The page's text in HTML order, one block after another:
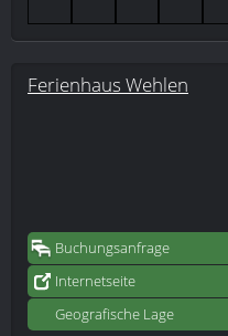
Ferienhaus Wehlen
Buchungsanfrage
Internetseite
Geografische Lage